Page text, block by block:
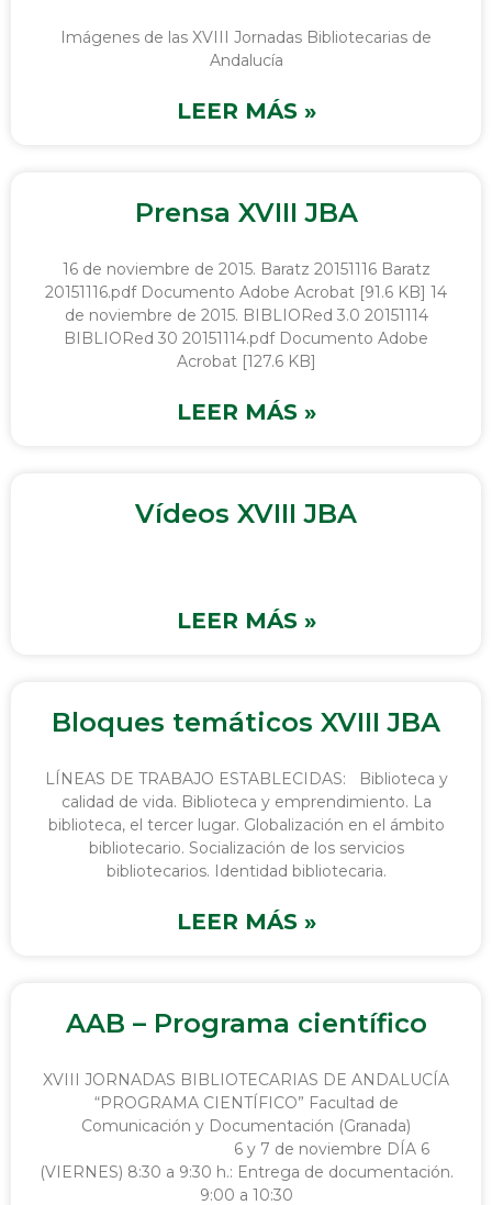
Imágenes de las XVIII Jornadas Bibliotecarias de
Andalucía
LEER MÁS »
Prensa XVIII JBA
16 de noviembre de 2015. Baratz 20151116 Baratz
20151116.pdf Documento Adobe Acrobat [91.6 KB] 14
de noviembre de 2015. BIBLIORed 3.0 20151114
BIBLIORed 30 20151114.pdf Documento Adobe
Acrobat [127.6 KB]
LEER MÁS »
Vídeos XVIII JBA
LEER MÁS »
Bloques temáticos XVIII JBA
LÍNEAS DE TRABAJO ESTABLECIDAS: Biblioteca y
calidad de vida. Biblioteca y emprendimiento. La
biblioteca, el tercer lugar. Globalización en el ámbito
bibliotecario. Socialización de los servicios
bibliotecarios. Identidad bibliotecaria.
LEER MÁS »
AAB – Programa científico
XVIII JORNADAS BIBLIOTECARIAS DE ANDALUCÍA
“PROGRAMA CIENTÍFICO” Facultad de
Comunicación y Documentación (Granada)
6 y 7 de noviembre DÍA 6
(VIERNES) 8:30 a 9:30 h.: Entrega de documentación.
9:00 a 10:30